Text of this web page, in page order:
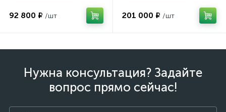
R - SET 504122
92 800 ₽ /шт
GDE 10 Set 504211
201 000 ₽ /шт
Нужна консультация? Задайте
вопрос прямо сейчас!